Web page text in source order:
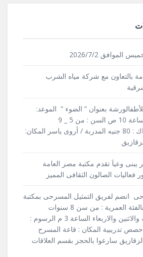
2026/7/2
بالتعاون مع شركة مياه الشرب
بعنوان ” الضوء ” الموعد:
الأربعاء 2026/7/1 الساعة 10 ص السن : من 5 _ 9
سنوات تكلفة الاشتراك : 80 جنيه المدربة / أروى ياسر المكان:
يبنى وعياَ تقدم مكتبة مصر العامة
فعاليات الصالون الثقافى المميز
انضم لفريق التمثيل المسرحى بمكتبة
مصر العامة بالزقازيقالفئة العمرية : من سن 8 سنوات
فأكثر الموعد : السبت والاثنين والاربعاء الساعة 3 م الرسوم :
190 جنيه المدة : 12 حصص تدريبية المكان : قاعة المسرح
سارعوا بالحجز بقسم العلاقات